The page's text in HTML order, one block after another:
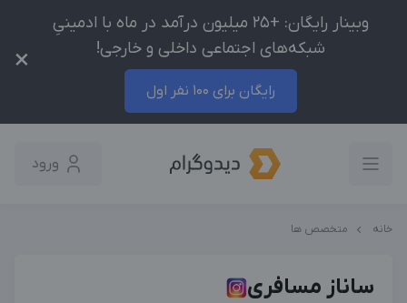
وبینار رایگان: +25 میلیون درآمد در ماه با ادمینیِ
شبکه‌های اجتماعی داخلی و خارجی!
رایگان برای 100 نفر اول
×
ورود
خانه متخصص ها
ساناز مسافری